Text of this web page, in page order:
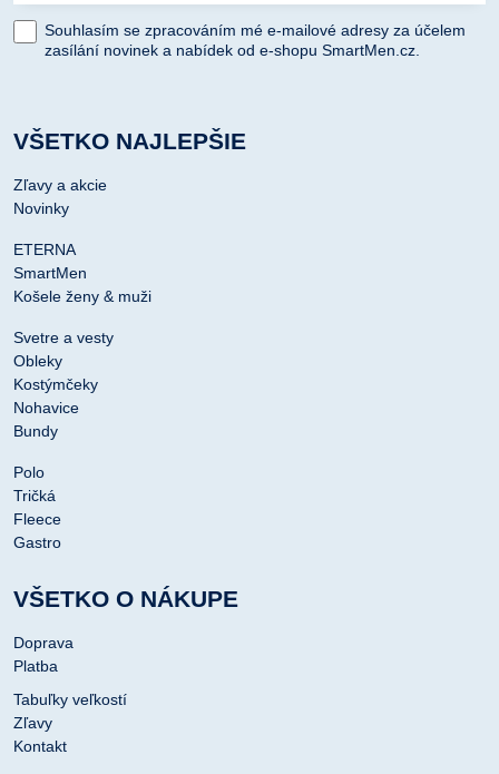
Souhlasím se zpracováním mé e-mailové adresy za účelem
zasílání novinek a nabídek od e-shopu SmartMen.cz.
VŠETKO NAJLEPŠIE
Zľavy a akcie
Novinky
ETERNA
SmartMen
Košele ženy & muži
Svetre a vesty
Obleky
Kostýmčeky
Nohavice
Bundy
Polo
Tričká
Fleece
Gastro
VŠETKO O NÁKUPE
Doprava
Platba
Tabuľky veľkostí
Zľavy
Kontakt